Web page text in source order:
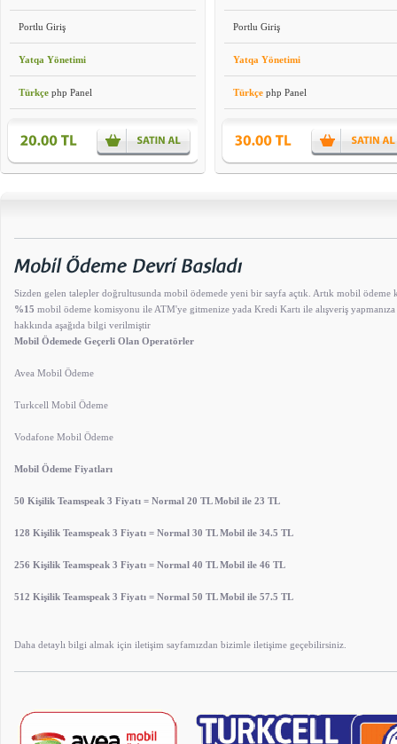
Portlu Giriş
Yatqa Yönetimi
Türkçe php Panel
Portlu Giriş
Yatqa Yönetimi
Türkçe php Panel
Sizden gelen talepler doğrultusunda mobil ödemede yeni bir sayfa açtık. Artık mobil ödeme
%15 mobil ödeme komisyonu ile ATM'ye gitmenize yada Kredi Kartı ile alışveriş
hakkında aşağıda bilgi verilmiştir
Mobil Ödemede Geçerli Olan Operatörler
Avea Mobil Ödeme
Turkcell Mobil Ödeme
Vodafone Mobil Ödeme
Mobil Ödeme Fiyatları
50 Kişilik Teamspeak 3 Fiyatı = Normal 20 TL Mobil ile 23 TL
128 Kişilik Teamspeak 3 Fiyatı = Normal 30 TL Mobil ile 34.5 TL
256 Kişilik Teamspeak 3 Fiyatı = Normal 40 TL Mobil ile 46 TL
512 Kişilik Teamspeak 3 Fiyatı = Normal 50 TL Mobil ile 57.5 TL
Daha detaylı bilgi almak için iletişim sayfamızdan bizimle iletişime geçebilirsiniz.